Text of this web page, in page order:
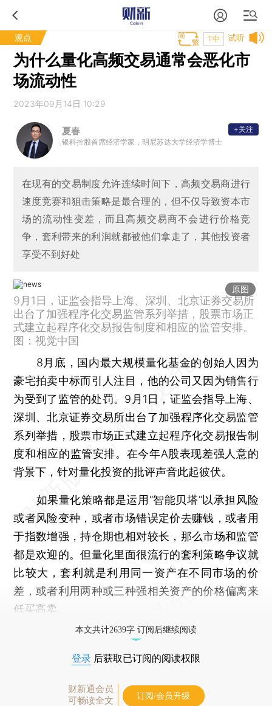
观点 试听
T中
为什么量化高频交易通常会恶化市
场流动性
2023年09月14日 10:29
夏春
银科控股首席经济学家，明尼苏达大学经济学博士
+关注
在现有的交易制度允许连续时间下，高频交易商进行
速度竞赛和狙击策略是最合理的，但不仅导致资本市
场的流动性变差，而且高频交易商不会进行价格竞
争，套利带来的利润就都被他们拿走了，其他投资者
享受不到好处
原图
9月1日，证监会指导上海、深圳、北京证券交易所
出台了加强程序化交易监管系列举措，股票市场正
式建立起程序化交易报告制度和相应的监管安排。
图：视觉中国
8月底，国内最大规模量化基金的创始人因为
豪宅拍卖中标而引人注目，他的公司又因为销售行
为受到了监管的处罚。9月1日，证监会指导上海、
深圳、北京证券交易所出台了加强程序化交易监管
系列举措，股票市场正式建立起程序化交易报告制
度和相应的监管安排。在今年A股表现差强人意的
背景下，针对量化投资的批评声音此起彼伏。
如果量化策略都是运用“智能贝塔”以承担风险
或者风险变种，或者市场错误定价去赚钱，或者用
于指数增强，持仓期也相对较长，那么市场和监管
都是欢迎的。但量化里面很流行的套利策略争议就
比较大，套利就是利用同一资产在不同市场的价
差，或者利用两种或三种强相关资产的价格偏离来
低买高卖。
本文共计2639字 订阅后继续阅读
登录 后获取已订阅的阅读权限
财新通会员
可畅读全文
订阅/会员升级